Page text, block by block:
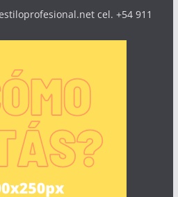
cel. +54 911